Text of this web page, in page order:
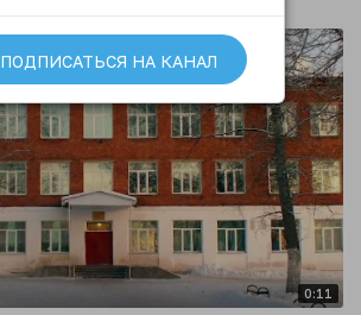
0:11
ПОДПИСАТЬСЯ НА КАНАЛ